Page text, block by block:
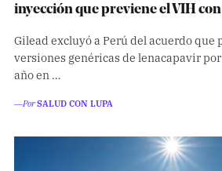
inyección que previene el VIH
Gilead excluyó a Perú del acuerdo
versiones genéricas de lenacapavir
año en …
―PorSALUD CON LUPA